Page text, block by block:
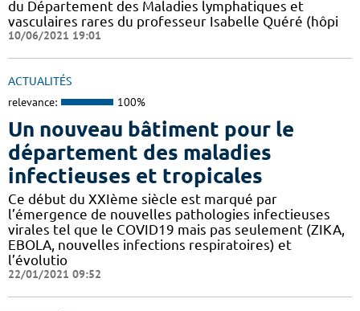
du Département des Maladies lymphatiques et
vasculaires rares du professeur Isabelle Quéré (hôpi
10/06/2021 19:01
ACTUALITÉS
relevance: 100%
Un nouveau bâtiment pour le
département des maladies
infectieuses et tropicales
Ce début du XXIème siècle est marqué par
l’émergence de nouvelles pathologies infectieuses
virales tel que le COVID19 mais pas seulement (ZIKA,
EBOLA, nouvelles infections respiratoires) et
l’évolutio
22/01/2021 09:52